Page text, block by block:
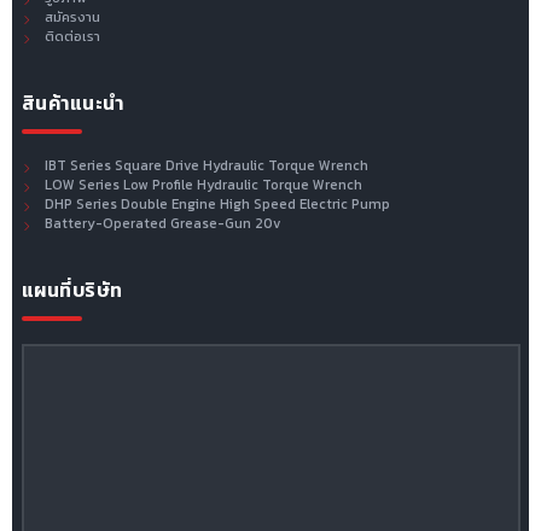
สมัครงาน
ติดต่อเรา
สินค้าแนะนำ
IBT Series Square Drive Hydraulic Torque Wrench
LOW Series Low Profile Hydraulic Torque Wrench
DHP Series Double Engine High Speed Electric Pump
Battery-Operated Grease-Gun 20v
แผนที่บริษัท